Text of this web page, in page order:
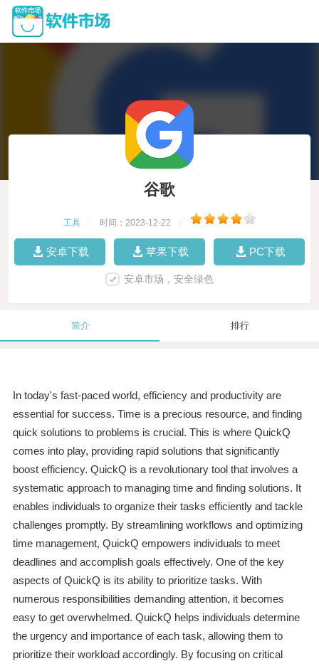
谷歌
工具 时间：2023-12-22
安卓下载 苹果下载 PC下载
安卓市场，安全绿色
简介 排行
In today's fast-paced world, efficiency and productivity are
essential for success. Time is a precious resource, and finding
quick solutions to problems is crucial. This is where QuickQ
comes into play, providing rapid solutions that significantly
boost efficiency. QuickQ is a revolutionary tool that involves a
systematic approach to managing time and finding solutions. It
enables individuals to organize their tasks efficiently and tackle
challenges promptly. By streamlining workflows and optimizing
time management, QuickQ empowers individuals to meet
deadlines and accomplish goals effectively. One of the key
aspects of QuickQ is its ability to prioritize tasks. With
numerous responsibilities demanding attention, it becomes
easy to get overwhelmed. QuickQ helps individuals determine
the urgency and importance of each task, allowing them to
prioritize their workload accordingly. By focusing on critical